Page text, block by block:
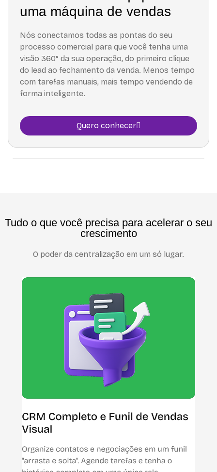
uma máquina de vendas
Nós conectamos todas as pontas do seu
processo comercial para que você tenha uma
visão 360° da sua operação, do primeiro clique
do lead ao fechamento da venda. Menos tempo
com tarefas manuais, mais tempo vendendo de
forma inteligente.
Quero conhecer
Tudo o que você precisa para acelerar o seu
crescimento
O poder da centralização em um só lugar.